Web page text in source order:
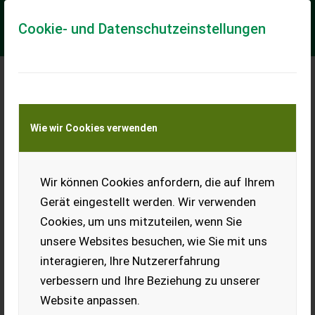
Cookie- und Datenschutzeinstellungen
Wie wir Cookies verwenden
Wir können Cookies anfordern, die auf Ihrem
Gerät eingestellt werden. Wir verwenden
Cookies, um uns mitzuteilen, wenn Sie
unsere Websites besuchen, wie Sie mit uns
interagieren, Ihre Nutzererfahrung
verbessern und Ihre Beziehung zu unserer
Website anpassen.
Manitou MLT 627T Turbo Teleskoplader in
* Eigengewicht ca. 6to * Hubkraft c...
EUR 42.500 inkl. 20 % MwSt.